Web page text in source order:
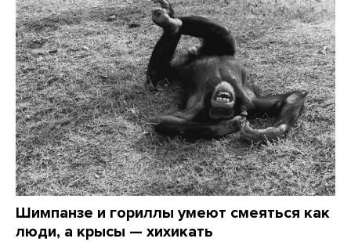
Шимпанзе и гориллы умеют смеяться как
люди, а крысы — хихикать